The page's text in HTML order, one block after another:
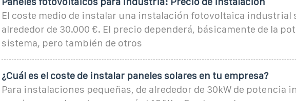
El coste medio de instalar una instalación fotovoltaica industrial
alrededor de 30.000 €. El precio dependerá, básicamente de la
sistema, pero también de otros
¿Cuál es el coste de instalar paneles solares en tu empresa?
Para instalaciones pequeñas, de alrededor de 30kW de potencia